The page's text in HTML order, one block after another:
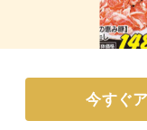
今すぐ